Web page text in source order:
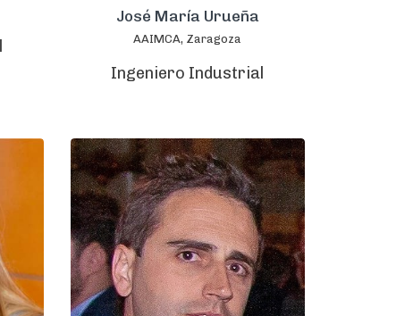
José María Urueña
AAIMCA, Zaragoza
Ingeniero Industrial